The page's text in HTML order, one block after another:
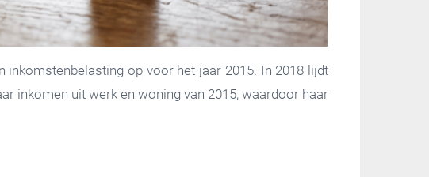
inkomstenbelasting op voor het jaar 2015. In 2018 lijdt
inkomen uit werk en woning van 2015, waardoor haar